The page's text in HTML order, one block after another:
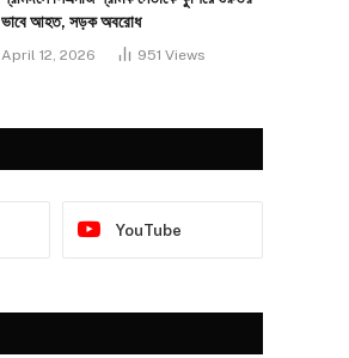
ভাবে আহত, সড়ক অবরোধ
April 12, 2026 951 Views
YouTube